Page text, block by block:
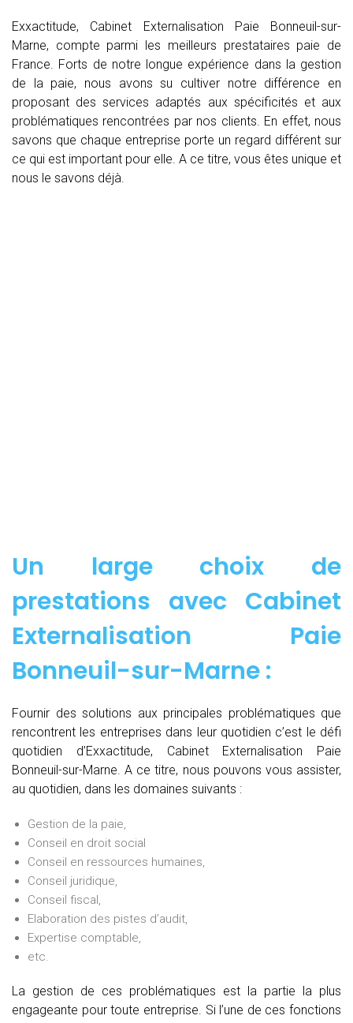
Exxactitude, Cabinet Externalisation Paie Bonneuil-sur-
Marne, compte parmi les meilleurs prestataires paie de
France. Forts de notre longue expérience dans la gestion
de la paie, nous avons su cultiver notre différence en
proposant des services adaptés aux spécificités et aux
problématiques rencontrées par nos clients. En effet, nous
savons que chaque entreprise porte un regard différent sur
ce qui est important pour elle. A ce titre, vous êtes unique et
nous le savons déjà.
Un large choix de
prestations avec Cabinet
Externalisation Paie
Bonneuil-sur-Marne :
Fournir des solutions aux principales problématiques que
rencontrent les entreprises dans leur quotidien c’est le défi
quotidien d’Exxactitude, Cabinet Externalisation Paie
Bonneuil-sur-Marne. A ce titre, nous pouvons vous assister,
au quotidien, dans les domaines suivants :
Gestion de la paie,
Conseil en droit social
Conseil en ressources humaines,
Conseil juridique,
Conseil fiscal,
Elaboration des pistes d’audit,
Expertise comptable,
etc.
La gestion de ces problématiques est la partie la plus
engageante pour toute entreprise. Si l’une de ces fonctions